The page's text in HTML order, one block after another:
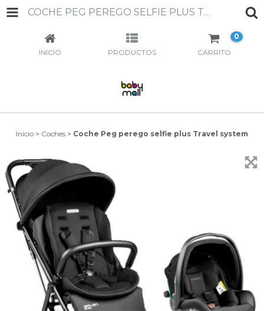
COCHE PEG PEREGO SELFIE PLUS TRAVEL SYSTEM
INICIO PRODUCTOS CARRITO
0
Inicio > Coches > Coche Peg perego selfie plus Travel system